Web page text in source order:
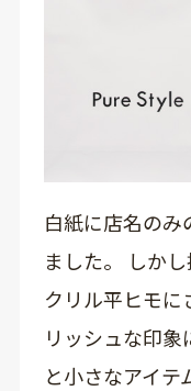
白紙に店名のみ
ました。 しか
クリル平ヒモに
リッシュな印
と小さなアイ